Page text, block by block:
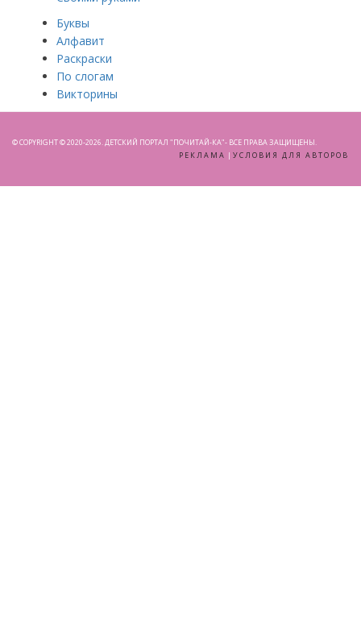
Буквы
Алфавит
Раскраски
По слогам
Викторины
© COPYRIGHT © 2020-2026. ДЕТСКИЙ ПОРТАЛ "ПОЧИТАЙ-КА"- ВСЕ ПРАВА ЗАЩИЩЕНЫ.
РЕКЛАМА | УСЛОВИЯ ДЛЯ АВТОРОВ